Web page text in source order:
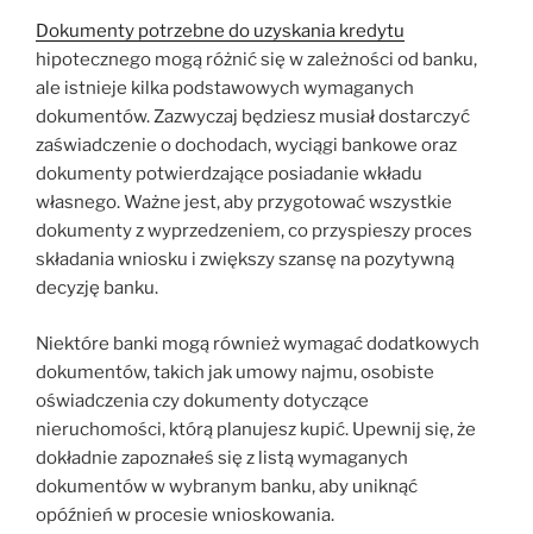
Dokumenty potrzebne do uzyskania kredytu
hipotecznego mogą różnić się w zależności od banku,
ale istnieje kilka podstawowych wymaganych
dokumentów. Zazwyczaj będziesz musiał dostarczyć
zaświadczenie o dochodach, wyciągi bankowe oraz
dokumenty potwierdzające posiadanie wkładu
własnego. Ważne jest, aby przygotować wszystkie
dokumenty z wyprzedzeniem, co przyspieszy proces
składania wniosku i zwiększy szansę na pozytywną
decyzję banku.
Niektóre banki mogą również wymagać dodatkowych
dokumentów, takich jak umowy najmu, osobiste
oświadczenia czy dokumenty dotyczące
nieruchomości, którą planujesz kupić. Upewnij się, że
dokładnie zapoznałeś się z listą wymaganych
dokumentów w wybranym banku, aby uniknąć
opóźnień w procesie wnioskowania.